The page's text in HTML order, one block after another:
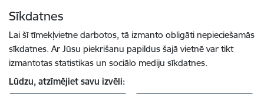
Sīkdatnes
Lai šī tīmekļvietne darbotos, tā izmanto obligāti nepieciešamās
sīkdatnes. Ar Jūsu piekrišanu papildus šajā vietnē var tikt
izmantotas statistikas un sociālo mediju sīkdatnes.
Lūdzu, atzīmējiet savu izvēli: